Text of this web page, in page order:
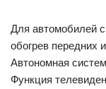
Для автомобилей
обогрев передних
Автономная
Функция